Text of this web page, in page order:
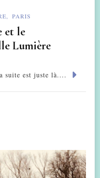
PARIS
et le
Lumière
suite est juste là....